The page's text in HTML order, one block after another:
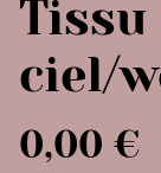
ciel/
0,00 €